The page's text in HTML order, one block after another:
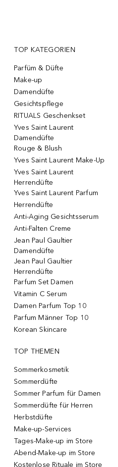
TOP KATEGORIEN
Parfüm & Düfte
Make-up
Damendüfte
Gesichtspflege
RITUALS Geschenkset
Yves Saint Laurent
Damendüfte
Rouge & Blush
Yves Saint Laurent Make-Up
Yves Saint Laurent
Herrendüfte
Yves Saint Laurent Parfum
Herrendüfte
Anti-Aging Gesichtsserum
Anti-Falten Creme
Jean Paul Gaultier
Damendüfte
Jean Paul Gaultier
Herrendüfte
Parfum Set Damen
Vitamin C Serum
Damen Parfum Top 10
Parfum Männer Top 10
Korean Skincare
TOP THEMEN
Sommerkosmetik
Sommerdüfte
Sommer Parfum für Damen
Sommerdüfte für Herren
Herbstdüfte
Make-up-Services
Tages-Make-up im Store
Abend-Make-up im Store
Kostenlose Rituale im Store